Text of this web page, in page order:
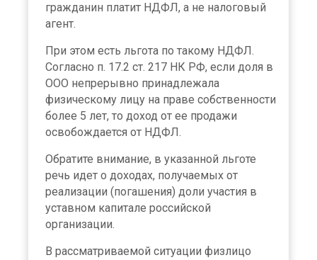
гражданин платит НДФЛ, а не налоговый
агент.
При этом есть льгота по такому НДФЛ.
Согласно п. 17.2 ст. 217 НК РФ, если доля в
ООО непрерывно принадлежала
физическому лицу на праве собственности
более 5 лет, то доход от ее продажи
освобождается от НДФЛ.
Обратите внимание, в указанной льготе
речь идет о доходах, получаемых от
реализации (погашения) доли участия в
уставном капитале российской
организации.
В рассматриваемой ситуации физлицо